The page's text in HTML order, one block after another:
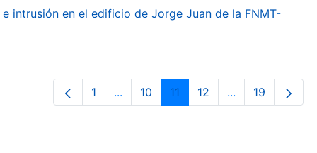
intrusión en el edificio de Jorge Juan de la FNMT-
Page
1 ...Intermediate Pages Use TAB to
Page
10 Page
11 Page
12 ...Intermediate
Page
19